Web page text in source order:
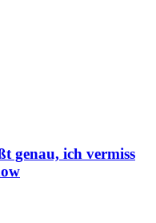
genau, ich vermiss